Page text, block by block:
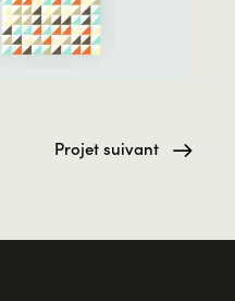
Projet suivant